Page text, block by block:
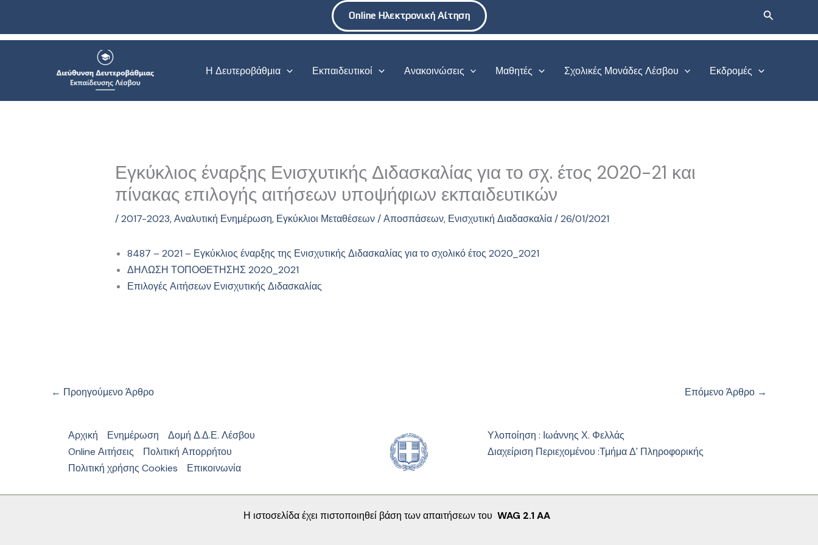
περιεχόμενο
Online Ηλεκτρονική Αίτηση Αναζήτηση
Η Δευτεροβάθμια Εκπαιδευτικοί Ανακοινώσεις Μαθητές Σχολικές Μονάδες Λέσβου Εκδρομές
Εγκύκλιος έναρξης Ενισχυτικής Διδασκαλίας για το σχ. έτος 2020-21 και
πίνακας επιλογής αιτήσεων υποψήφιων εκπαιδευτικών
/2017-2023,Αναλυτική Ενημέρωση, Εγκύκλιοι Μεταθέσεων / Αποσπάσεων, Ενισχυτική Διαδασκαλία/26/01/2021
8487 – 2021 – Εγκύκλιος έναρξης της Ενισχυτικής Διδασκαλίας για το σχολικό έτος 2020_2021
ΔΗΛΩΣΗ ΤΟΠΟΘΕΤΗΣΗΣ 2020_2021
Επιλογές Αιτήσεων Ενισχυτικής Διδασκαλίας
← Προηγούμενο Άρθρο Επόμενο Άρθρο →
Αρχική Ενημέρωση
Δομή Δ.Δ.Ε. Λέσβου
Online Αιτήσεις
Πολιτική Απορρήτου
Πολιτική χρήσης Cookies
Επικοινωνία
Υλοποίηση : Ιωάννης Χ. Φελλάς
Διαχείριση Περιεχομένου :Τμήμα Δ' Πληροφορικής
Η ιστοσελίδα έχει πιστοποιηθεί βάση των απαιτήσεων του WAG 2.1 AA